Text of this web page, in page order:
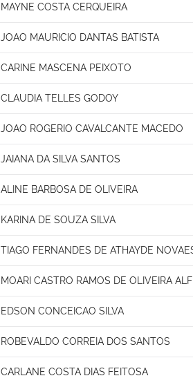
MAYNE COSTA CERQUEIRA
JOAO MAURICIO DANTAS BATISTA
CARINE MASCENA PEIXOTO
CLAUDIA TELLES GODOY
JOAO ROGERIO CAVALCANTE MACEDO
JAIANA DA SILVA SANTOS
ALINE BARBOSA DE OLIVEIRA
KARINA DE SOUZA SILVA
TIAGO FERNANDES DE ATHAYDE
MOARI CASTRO RAMOS DE OLIVEIRA
EDSON CONCEICAO SILVA
ROBEVALDO CORREIA DOS SANTOS
CARLANE COSTA DIAS FEITOSA